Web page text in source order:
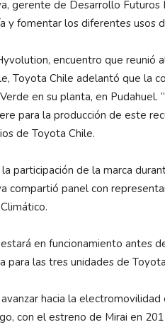
gerente de Desarrollo
y fomentar los diferentes usos
encuentro que reunió
Toyota Chile adelantó que la
en su planta, en
para la producción de este
de Toyota Chile.
la participación de la marca
compartió panel con
en funcionamiento antes
para las tres unidades de
hacia la
con el estreno de Mirai en